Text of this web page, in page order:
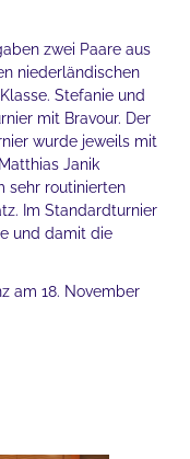
zwei Paare aus
niederländischen
Stefanie und
mit Bravour. Der
wurde jeweils mit
Janik
sehr routinierten
Im Standardturnier
und damit die
am 18. November